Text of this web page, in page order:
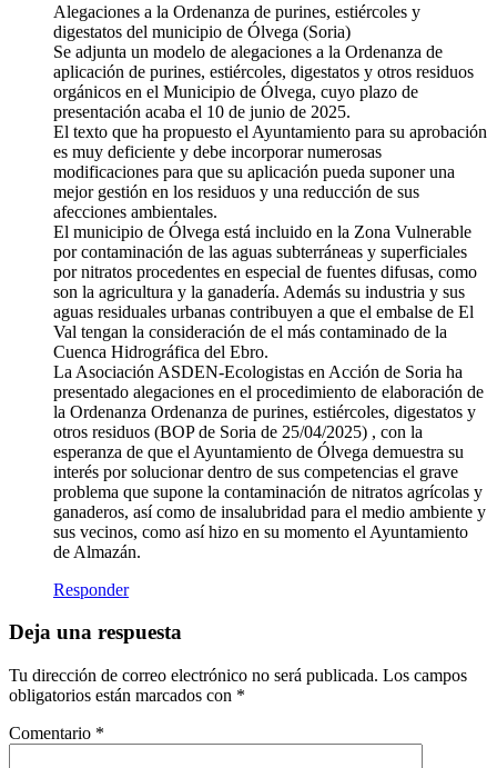
Alegaciones a la Ordenanza de purines, estiércoles y
digestatos del municipio de Ólvega (Soria)
Se adjunta un modelo de alegaciones a la Ordenanza de
aplicación de purines, estiércoles, digestatos y otros residuos
orgánicos en el Municipio de Ólvega, cuyo plazo de
presentación acaba el 10 de junio de 2025.
El texto que ha propuesto el Ayuntamiento para su aprobación
es muy deficiente y debe incorporar numerosas
modificaciones para que su aplicación pueda suponer una
mejor gestión en los residuos y una reducción de sus
afecciones ambientales.
El municipio de Ólvega está incluido en la Zona Vulnerable
por contaminación de las aguas subterráneas y superficiales
por nitratos procedentes en especial de fuentes difusas, como
son la agricultura y la ganadería. Además su industria y sus
aguas residuales urbanas contribuyen a que el embalse de El
Val tengan la consideración de el más contaminado de la
Cuenca Hidrográfica del Ebro.
La Asociación ASDEN-Ecologistas en Acción de Soria ha
presentado alegaciones en el procedimiento de elaboración de
la Ordenanza Ordenanza de purines, estiércoles, digestatos y
otros residuos (BOP de Soria de 25/04/2025) , con la
esperanza de que el Ayuntamiento de Ólvega demuestra su
interés por solucionar dentro de sus competencias el grave
problema que supone la contaminación de nitratos agrícolas y
ganaderos, así como de insalubridad para el medio ambiente y
sus vecinos, como así hizo en su momento el Ayuntamiento
de Almazán.
Responder
Deja una respuesta
Tu dirección de correo electrónico no será publicada. Los campos
obligatorios están marcados con *
Comentario *